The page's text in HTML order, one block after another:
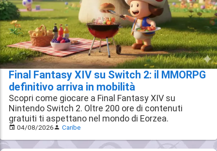
Final Fantasy XIV su Switch 2: il MMORPG
definitivo arriva in mobilità
Scopri come giocare a Final Fantasy XIV su
Nintendo Switch 2. Oltre 200 ore di contenuti
gratuiti ti aspettano nel mondo di Eorzea.
04/08/2026 Caribe